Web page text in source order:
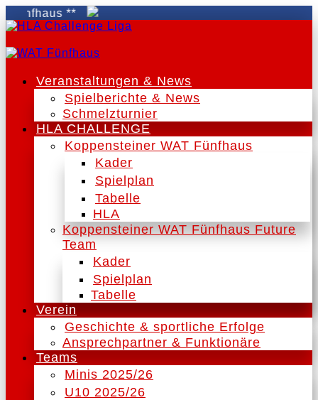
**
Veranstaltungen & News
Spielberichte & News
Schmelzturnier
HLA CHALLENGE
Koppensteiner WAT Fünfhaus
Kader
Spielplan
Tabelle
HLA
Koppensteiner WAT Fünfhaus Future
Team
Kader
Spielplan
Tabelle
Verein
Geschichte & sportliche Erfolge
Ansprechpartner & Funktionäre
Teams
Minis 2025/26
U10 2025/26